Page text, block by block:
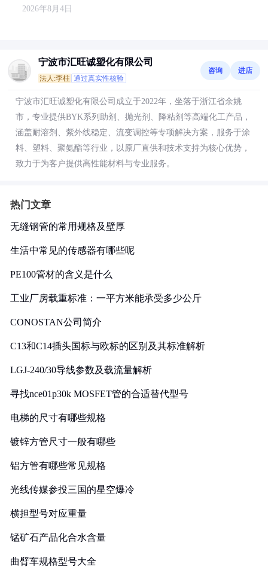
2026年8月4日
宁波市汇旺诚塑化有限公司
法人:李柱 通过真实性核验
咨询 进店
宁波市汇旺诚塑化有限公司成立于2022年，坐落于浙江省余姚
市，专业提供BYK系列助剂、抛光剂、降粘剂等高端化工产品，
涵盖耐溶剂、紫外线稳定、流变调控等专项解决方案，服务于涂
料、塑料、聚氨酯等行业，以原厂直供和技术支持为核心优势，
致力于为客户提供高性能材料与专业服务。
热门文章
无缝钢管的常用规格及壁厚
生活中常见的传感器有哪些呢
PE100管材的含义是什么
工业厂房载重标准：一平方米能承受多少公斤
CONOSTAN公司简介
C13和C14插头国标与欧标的区别及其标准解析
LGJ-240/30导线参数及载流量解析
寻找nce01p30k MOSFET管的合适替代型号
电梯的尺寸有哪些规格
镀锌方管尺寸一般有哪些
铝方管有哪些常见规格
光线传媒参投三国的星空爆冷
横担型号对应重量
锰矿石产品化合水含量
曲臂车规格型号大全